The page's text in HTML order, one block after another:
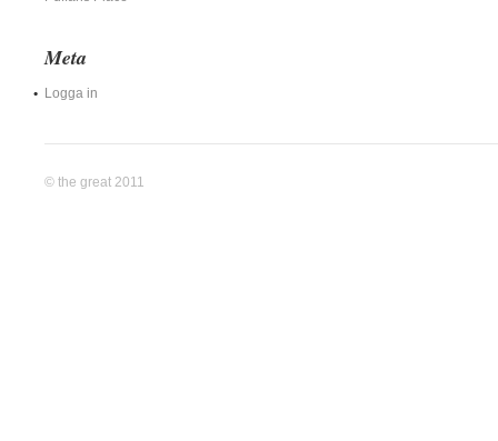
Meta
Logga in
© the great 2011